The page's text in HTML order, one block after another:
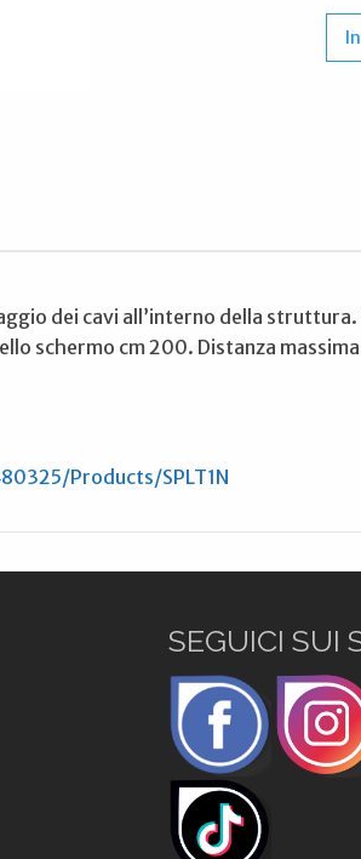
dei cavi all’interno della struttura.
schermo cm 200. Distanza
Products/SPLT1N
SEGUICI SUI